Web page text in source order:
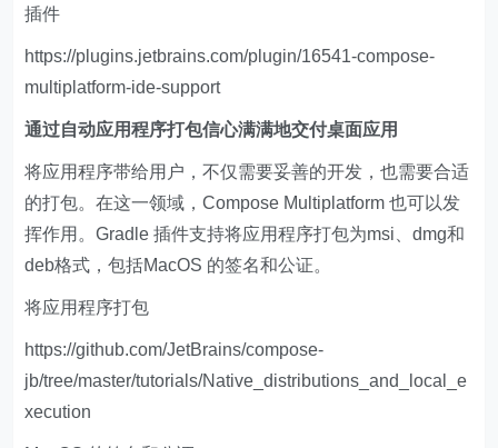
插件
https://plugins.jetbrains.com/plugin/16541-compose-
multiplatform-ide-support
通过自动应用程序打包信心满满地交付桌面应用
将应用程序带给用户，不仅需要妥善的开发，也需要合适
的打包。在这一领域，Compose Multiplatform 也可以发
挥作用。Gradle 插件支持将应用程序打包为msi、dmg和
deb格式，包括MacOS 的签名和公证。
将应用程序打包
https://github.com/JetBrains/compose-
jb/tree/master/tutorials/Native_distributions_and_local_e
xecution